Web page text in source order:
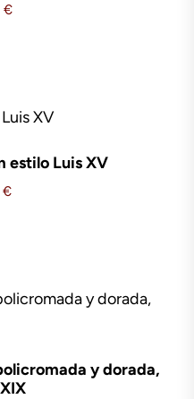
€
estilo Luis XV
€
y dorada,